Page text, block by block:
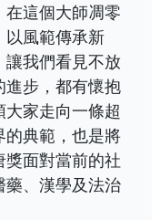
在這個大師凋零
以風範傳承新
讓我們看見不放
進步，都有懷抱
家走向一條超
的典範，也是將
獎面對當前的社
藥、漢學及法治